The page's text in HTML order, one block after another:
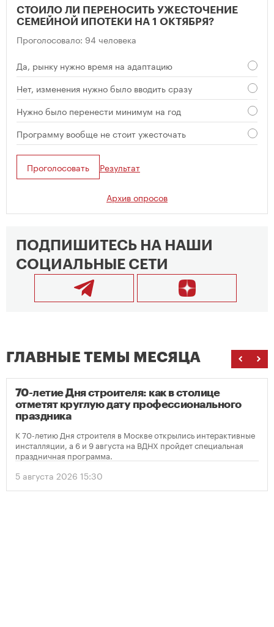
СТОИЛО ЛИ ПЕРЕНОСИТЬ УЖЕСТОЧЕНИЕ
СЕМЕЙНОЙ ИПОТЕКИ НА 1 ОКТЯБРЯ?
Проголосовало: 94 человека
Да, рынку нужно время на адаптацию
Нет, изменения нужно было вводить сразу
Нужно было перенести минимум на год
Программу вообще не стоит ужесточать
Проголосовать Результат
Архив опросов
ПОДПИШИТЕСЬ НА НАШИ
СОЦИАЛЬНЫЕ СЕТИ
ГЛАВНЫЕ ТЕМЫ МЕСЯЦА
70-летие Дня строителя: как в столице
отметят круглую дату профессионального
праздника
К 70-летию Дня строителя в Москве открылись интерактивные
инсталляции, а 6 и 9 августа на ВДНХ пройдет специальная
праздничная программа.
5 августа 2026 15:30